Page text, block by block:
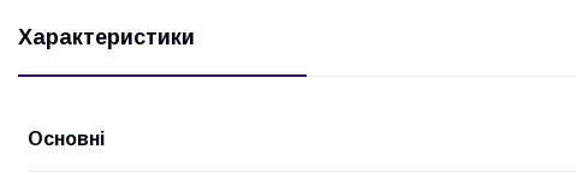
Характеристики
Основні